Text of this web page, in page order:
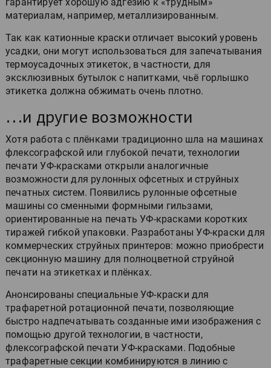
материалам, например, металлизированным.
Так как катионные краски отличает высокий уровень
усадки, они могут использоваться для запечатывания
термоусадочных этикеток, в частности, для
эксклюзивных бутылок с напитками, чьё горлышко
этикетка должна обжимать очень плотно.
…и другие возможности
Хотя работа с плёнками традиционно шла на машинах
флексографской или глубокой печати, технологии
печати УФ-красками открыли аналогичные
возможности для рулонных офсетных и струйных
печатных систем. Появились рулонные офсетные
машины со сменными формными гильзами,
ориентированные на печать УФ-красками коротких
тиражей гибкой упаковки. Разработаны УФ-краски для
коммерческих струйных принтеров: можно приобрести
секционную машину для полноцветной струйной
печати на этикетках и плёнках.
Анонсированы специальные УФ-краски для
трафаретной ротационной печати, позволяющие
быстро надпечатывать созданные ими изображения с
помощью другой технологии, в частности,
флексографской печати УФ-красками. Подобные
трафаретные секции комбинируются в линию с